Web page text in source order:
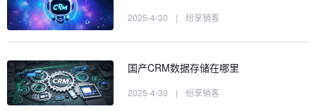
2025-4-30 | 纷享销客
国产CRM数据存储在哪里
2025-4-30 | 纷享销客